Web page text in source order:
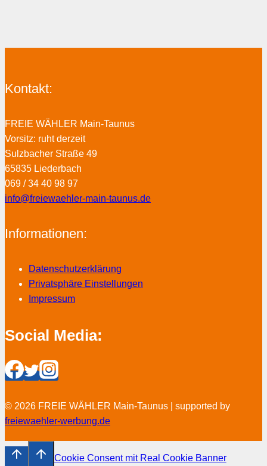
Kontakt:
FREIE WÄHLER Main-Taunus
Vorsitz: ruht derzeit
Sulzbacher Straße 49
65835 Liederbach
069 / 34 40 98 97
info@freiewaehler-main-taunus.de
Informationen:
Datenschutzerklärung
Privatsphäre Einstellungen
Impressum
Social Media:
© 2026 FREIE WÄHLER Main-Taunus | supported by
freiewaehler-werbung.de
Cookie Consent mit Real Cookie Banner